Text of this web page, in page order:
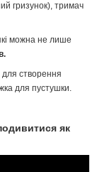
гризунок), тримач
можна не лише
створення
для пустушки.
як